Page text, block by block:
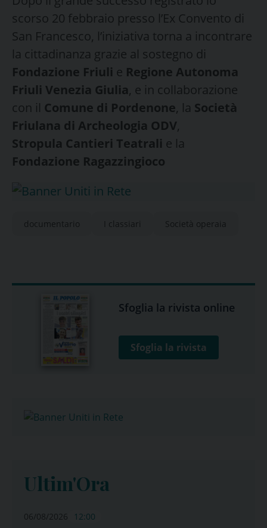
scorso 20 febbraio presso l’Ex Convento di
San Francesco, l’iniziativa torna a incontrare
la cittadinanza grazie al sostegno di
Fondazione Friuli e Regione Autonoma
Friuli Venezia Giulia, e in collaborazione
con il Comune di Pordenone, la Società
Friulana di Archeologia ODV,
Stropula Cantieri Teatrali e la
Fondazione Ragazzingioco
documentario I classiari Società operaia
Sfoglia la rivista online
Sfoglia la rivista
Ultim'Ora
06/08/2026 12:00